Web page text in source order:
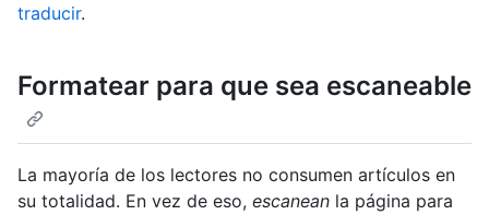
traducir.
Formatear para que sea escaneable
La mayoría de los lectores no consumen artículos en
su totalidad. En vez de eso, escanean la página para